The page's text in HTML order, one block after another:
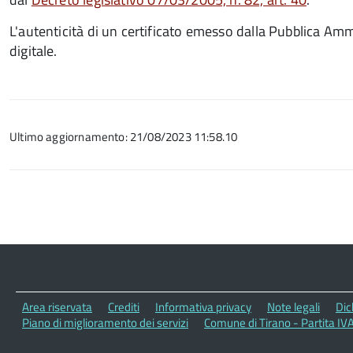
L'autenticità di un certificato emesso dalla Pubblica
digitale.
Ultimo aggiornamento: 21/08/2023 11:58.10
Area riservata Crediti Informativa privacy Note legali
Piano di miglioramento dei servizi
Comune di Tirano - Partita